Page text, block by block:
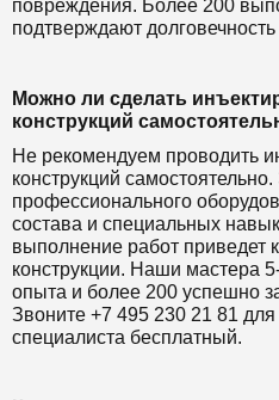
повреждения. Более 200
подтверждают
Можно ли сделать
конструкций
Не рекомендуем проводить
конструкций
профессионального
состава и специальных
выполнение работ приведет
конструкции. Наши мастера
опыта и более 200 успешно
Звоните +7 495 230 21 81
специалиста бесплатный.